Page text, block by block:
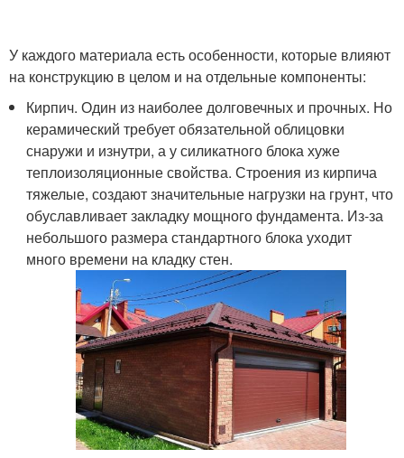
У каждого материала есть особенности, которые влияют
на конструкцию в целом и на отдельные компоненты:
Кирпич. Один из наиболее долговечных и прочных. Но
керамический требует обязательной облицовки
снаружи и изнутри, а у силикатного блока хуже
теплоизоляционные свойства. Строения из кирпича
тяжелые, создают значительные нагрузки на грунт, что
обуславливает закладку мощного фундамента. Из-за
небольшого размера стандартного блока уходит
много времени на кладку стен.